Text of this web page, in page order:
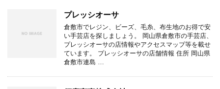
プレッシオーサ
倉敷市でレジン、ビーズ、毛糸、布生地のお得で安
い手芸店を探しましょう。 岡山県倉敷市の手芸店、
プレッシオーサの店情報やアクセスマップ等を載せ
ています。 プレッシオーサの店舗情報 住所 岡山県
倉敷市連島 …